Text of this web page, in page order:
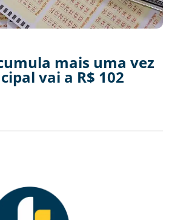
mais uma vez
vai a R$ 102